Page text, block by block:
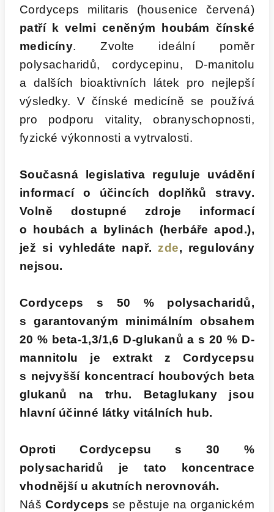
Cordyceps militaris (housenice červená)
patří k velmi ceněným houbám čínské
medicíny. Zvolte ideální poměr
polysacharidů, cordycepinu, D-manitolu
a dalších bioaktivních látek pro nejlepší
výsledky. V čínské medicíně se používá
pro podporu vitality, obranyschopnosti,
fyzické výkonnosti a vytrvalosti.
Současná legislativa reguluje uvádění
informací o účincích doplňků stravy.
Volně dostupné zdroje informací
o houbách a bylinách (herbáře apod.),
jež si vyhledáte např.zde, regulovány
nejsou.
Cordyceps s 50 % polysacharidů,
s garantovaným minimálním obsahem
20 % beta-1,3/1,6 D-glukanů a s 20 % D-
mannitolu je extrakt z Cordycepsu
s nejvyšší koncentrací houbových beta
glukanů na trhu. Betaglukany jsou
hlavní účinné látky vitálních hub.
Oproti Cordycepsu s 30 %
polysacharidů je tato koncentrace
vhodnější u akutních nerovnováh.
Náš Cordyceps se pěstuje na organickém